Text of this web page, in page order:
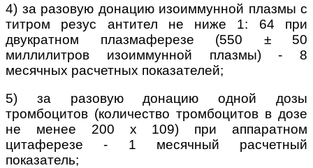
4) за разовую донацию изоиммунной плазмы с
титром резус антител не ниже 1: 64 при
двукратном плазмаферезе (550 ± 50
миллилитров изоиммунной плазмы) - 8
месячных расчетных показателей;
5) за разовую донацию одной дозы
тромбоцитов (количество тромбоцитов в дозе
не менее 200 х 109) при аппаратном
цитаферезе - 1 месячный расчетный
показатель;